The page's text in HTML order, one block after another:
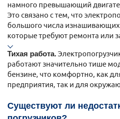
намного превышающий
Это связано с тем, что
большого числа
которые требуют ремонта или
Тихая работа.
работают значительно тише
бензине, что комфортно, как
предприятия, так и для
Существуют ли